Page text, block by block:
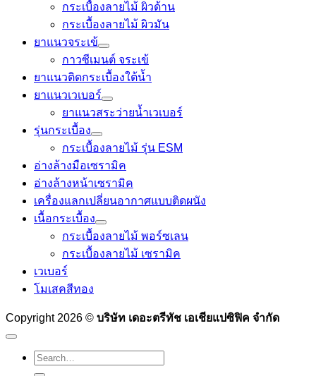
กระเบื้องลายไม้ ผิวด้าน
กระเบื้องลายไม้ ผิวมัน
ยาแนวจระเข้
กาวซีเมนต์ จระเข้
ยาแนวติดกระเบื้องใต้น้ำ
ยาแนวเวเบอร์
ยาแนวสระว่ายน้ำเวเบอร์
รุ่นกระเบื้อง
กระเบื้องลายไม้ รุ่น ESM
อ่างล้างมือเซรามิค
อ่างล้างหน้าเซรามิค
เครื่องแลกเปลี่ยนอากาศแบบติดผนัง
เนื้อกระเบื้อง
กระเบื้องลายไม้ พอร์ซเลน
กระเบื้องลายไม้ เซรามิค
เวเบอร์
โมเสคสีทอง
Copyright 2026 © บริษัท เดอะตรีทัช เอเชียแปซิฟิค จำกัด
Search
for: